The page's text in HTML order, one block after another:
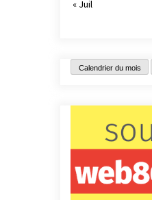
« Juil
Calendrier du mois